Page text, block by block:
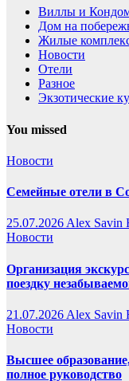
Виллы и
Дом на
Жилые
Новости
Отели
Разное
Экзотические
You missed
Новости
Семейные отели в
25.07.2026Alex Savin
Новости
Организация
поездку
21.07.2026 Alex Savin
Новости
Высшее
полное руководство